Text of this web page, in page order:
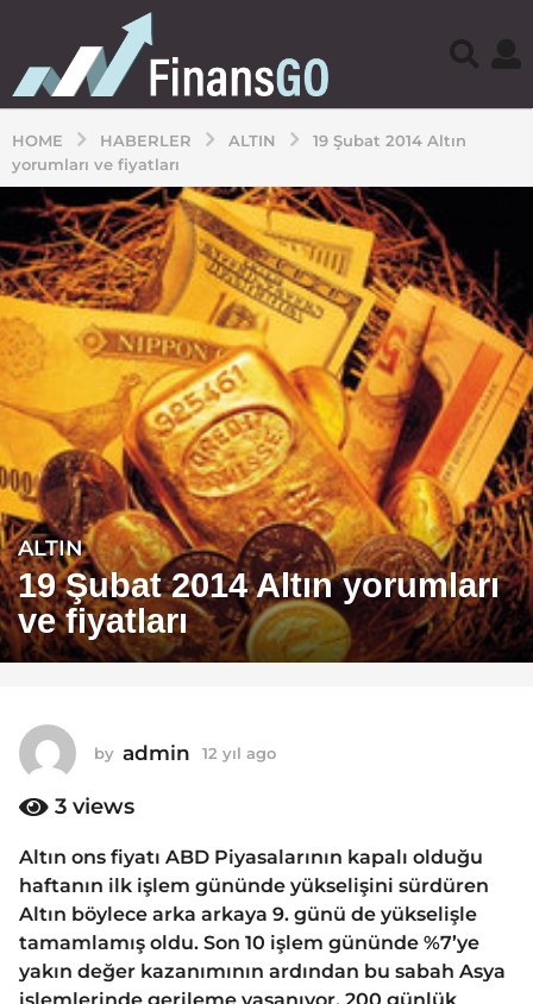
HOME HABERLER ALTIN
19 Şubat 2014 Altın
yorumları ve fiyatları
1
2
y
ı
l
o
1
2
ı
l
a
g
o
ALTIN
19 Şubat 2014 Altın yorumları
ve fiyatları
by admin 12 yıl ago
a
g
o
3 views
Altın ons fiyatı ABD Piyasalarının kapalı olduğu
haftanın ilk işlem gününde yükselişini sürdüren
Altın böylece arka arkaya 9. günü de yükselişle
tamamlamış oldu. Son 10 işlem gününde %7’ye
yakın değer kazanımının ardından bu sabah Asya